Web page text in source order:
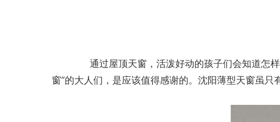
通过屋顶天窗，活泼好动的孩子们会知道怎样
窗”的大人们，是应该值得感谢的。沈阳薄型天窗虽只